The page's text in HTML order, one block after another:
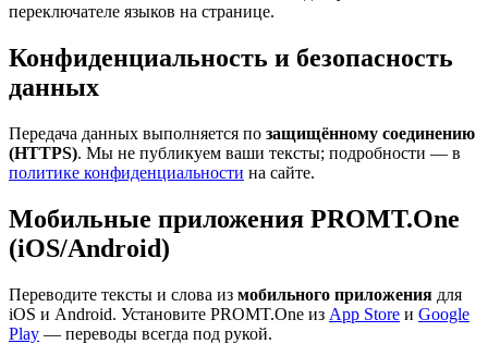
переключателе языков на странице.
Конфиденциальность и безопасность
данных
Передача данных выполняется по защищённому соединению
(HTTPS). Мы не публикуем ваши тексты; подробности — в
политике конфиденциальности на сайте.
Мобильные приложения PROMT.One
(iOS/Android)
Переводите тексты и слова из мобильного приложения для
iOS и Android. Установите PROMT.One из App Store и Google
Play — переводы всегда под рукой.